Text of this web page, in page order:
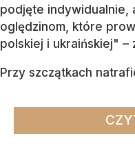
podjęte indywidualnie,
oględzinom, które
polskiej i ukraińskiej" –
Przy szczątkach